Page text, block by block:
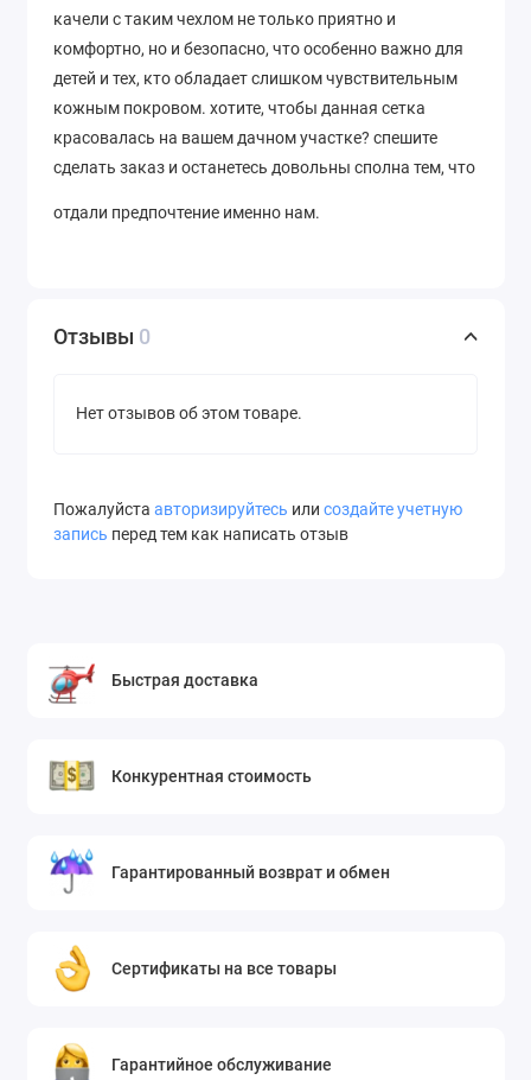
качели с таким чехлом не только приятно и
комфортно, но и безопасно, что особенно важно для
детей и тех, кто обладает слишком чувствительным
кожным покровом. хотите, чтобы данная сетка
красовалась на вашем дачном участке? спешите
сделать заказ и останетесь довольны сполна тем, что
отдали предпочтение именно нам.
Отзывы 0
Нет отзывов об этом товаре.
Пожалуйста авторизируйтесь или создайте учетную
запись перед тем как написать отзыв
Быстрая доставка
Конкурентная стоимость
Гарантированный возврат и обмен
Сертификаты на все товары
Гарантийное обслуживание